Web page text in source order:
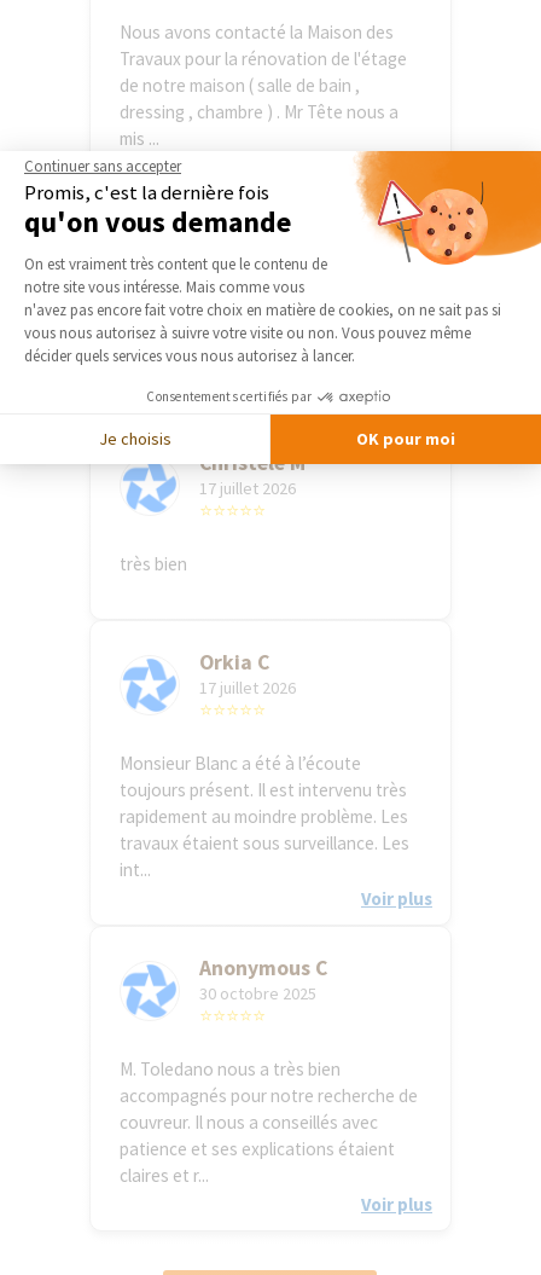
Nous avons contacté la Maison des
Travaux pour la rénovation de l'étage
de notre maison ( salle de bain ,
dressing , chambre ) . Mr Tête nous a
mis ...
Voir plus
anonymous R
17 juillet 2026
⭐⭐⭐⭐⭐
Très satisfait du professionnalisme
d’Eric Ballereau À l’écoute et réactif
Christele M
17 juillet 2026
⭐⭐⭐⭐⭐
très bien
Orkia C
17 juillet 2026
⭐⭐⭐⭐⭐
Monsieur Blanc a été à l’écoute
toujours présent. Il est intervenu très
rapidement au moindre problème. Les
travaux étaient sous surveillance. Les
int...
Voir plus
Anonymous C
30 octobre 2025
⭐⭐⭐⭐⭐
M. Toledano nous a très bien
accompagnés pour notre recherche de
couvreur. Il nous a conseillés avec
patience et ses explications étaient
claires et r...
Voir plus
Continuer sans accepter
Promis, c'est la dernière fois
qu'on vous demande
Plateforme de Gestion du
On est vraiment très content que le contenu de
notre site vous intéresse. Mais comme vous
n'avez pas encore fait votre choix en matière de cookies, on ne sait pas si
vous nous autorisez à suivre votre visite ou non. Vous pouvez même
décider quels services vous nous autorisez à lancer.
Consentements certifiés par
Je choisis OK pour moi
Axeptio consent